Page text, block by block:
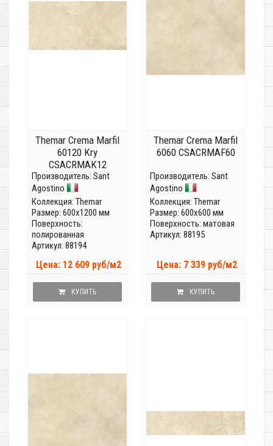
Themar Crema Marfil
60120 Kry
CSACRMAK12
Производитель: Sant
Agostino
Коллекция: Themar
Размер: 600x1200 мм
Поверхность:
полированная
Артикул: 88194
Цена: 12 609 руб/м2
КУПИТЬ
Themar Crema Marfil
6060 CSACRMAF60
Производитель: Sant
Agostino
Коллекция: Themar
Размер: 600x600 мм
Поверхность: матовая
Артикул: 88195
Цена: 7 339 руб/м2
КУПИТЬ